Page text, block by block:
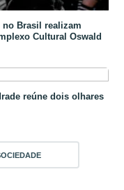
no Brasil realizam
Cultural Oswald
reúne dois olhares